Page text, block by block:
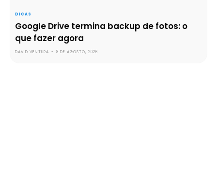
DICAS
Google Drive termina backup de fotos: o
que fazer agora
DAVID VENTURA - 8 DE AGOSTO, 2026